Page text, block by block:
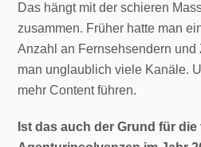
Das hängt mit der schieren
zusammen. Früher hatte man
Anzahl an Fernsehsendern und
man unglaublich viele Kanäle.
mehr Content führen.
Ist das auch der Grund für die